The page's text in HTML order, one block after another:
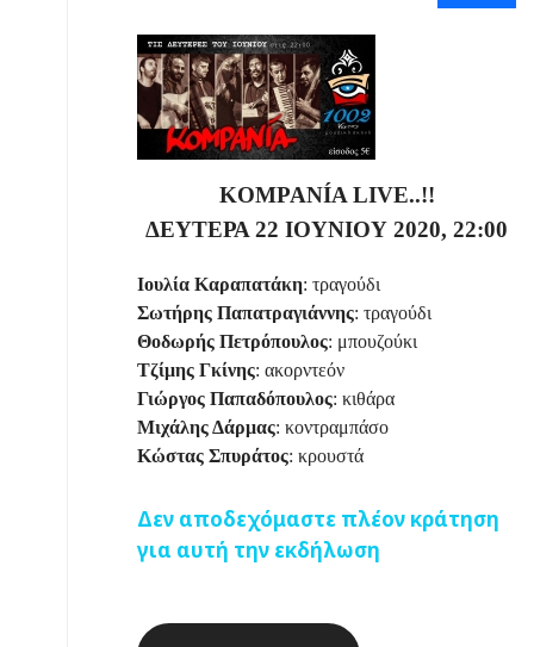
KOMPANÍA LIVE..!!
ΔΕΥΤΕΡΑ 22 ΙΟΥΝΙΟΥ 2020, 22:00
Ιουλία Καραπατάκη: τραγούδι
Σωτήρης Παπατραγιάννης: τραγούδι
Θοδωρής Πετρόπουλος: μπουζούκι
Τζίμης Γκίνης: ακορντεόν
Γιώργος Παπαδόπουλος: κιθάρα
Μιχάλης Δάρμας: κοντραμπάσο
Κώστας Σπυράτος: κρουστά
Δεν αποδεχόμαστε πλέον κράτηση
για αυτή την εκδήλωση